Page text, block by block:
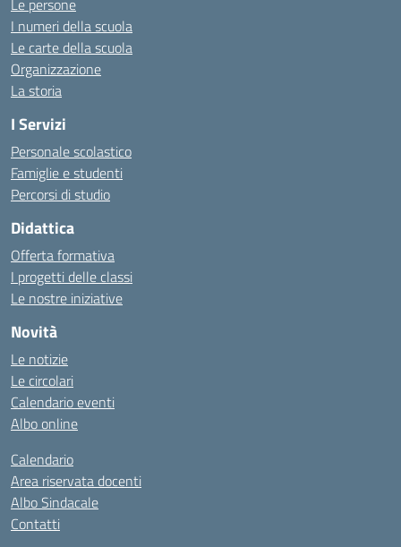
Le persone
I numeri della scuola
Le carte della scuola
Organizzazione
La storia
I Servizi
Personale scolastico
Famiglie e studenti
Percorsi di studio
Didattica
Offerta formativa
I progetti delle classi
Le nostre iniziative
Novità
Le notizie
Le circolari
Calendario eventi
Albo online
Calendario
Area riservata docenti
Albo Sindacale
Contatti